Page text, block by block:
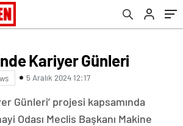
Kariyer Günleri
5 Aralık 2024 12:17
Günleri’ projesi kapsamında
Odası Meclis Başkanı Makine